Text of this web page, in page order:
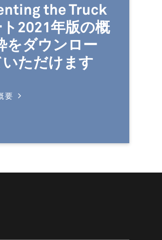
the Truck
2021年版の概
をダウンロー
いただけます
要